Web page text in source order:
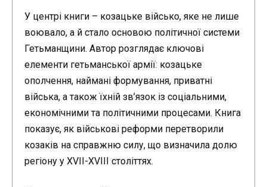
У центрі книги – козацьке військо, яке не лише
воювало, а й стало основою політичної системи
Гетьманщини. Автор розглядає ключові
елементи гетьманської армії: козацьке
ополчення, наймані формування, приватні
війська, а також їхній зв’язок із соціальними,
економічними та політичними процесами. Книга
показує, як військові реформи перетворили
козаків на справжню силу, що визначила долю
регіону у XVII-XVIII століттях.